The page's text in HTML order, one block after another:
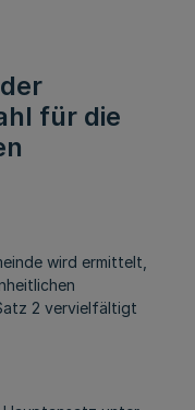
für die
wird ermittelt,
2 vervielfältigt